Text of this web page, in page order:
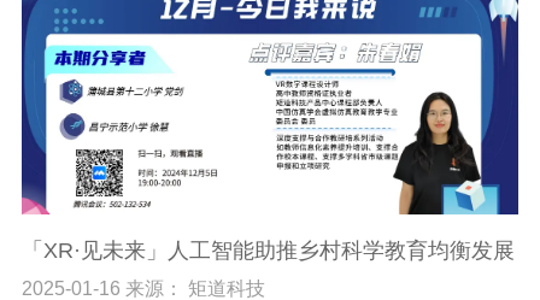
「XR·见未来」人工智能助推乡村科学教育均衡发展
2025-01-16 来源： 矩道科技